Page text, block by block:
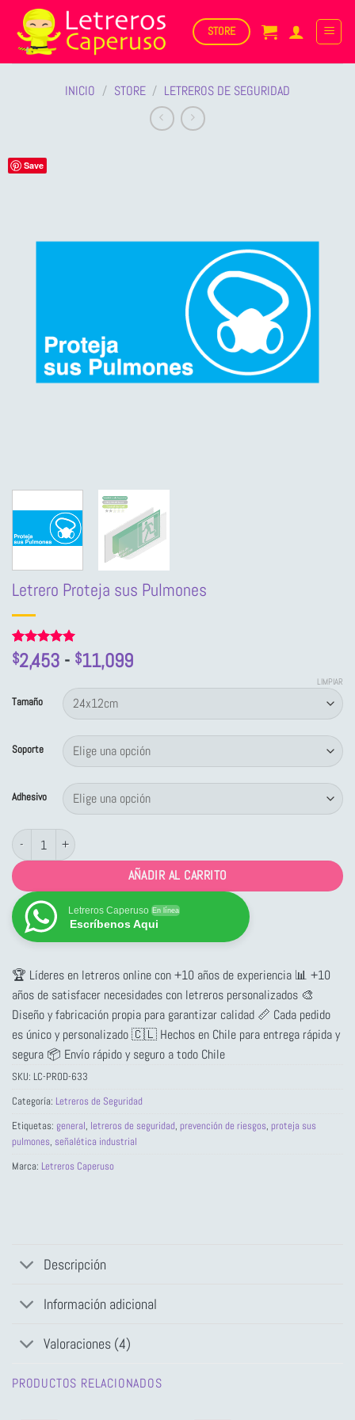
Saltar
contenido
STORE
INICIO / STORE / LETREROS DE SEGURIDAD
Save
Letrero Proteja sus Pulmones
Valorado
con5de 5
2
valoraciones
de clientes
$2,453 - $11,099Rango
desde
$2,453
hasta
$11,099
Tamaño
Soporte
Adhesivo
LIMPIAR
Letrero Proteja sus Pulmones cantidad
AÑADIR AL CARRITO
Letreros Caperuso En línea
Escríbenos Aqui
🏆 Líderes en letreros online con +10 años de experiencia 📊 +10
años de satisfacer necesidades con letreros personalizados 🎨
Diseño y fabricación propia para garantizar calidad 📏 Cada pedido
es único y personalizado 🇨🇱 Hechos en Chile para entrega rápida y
segura 📦 Envío rápido y seguro a todo Chile
SKU: LC-PROD-633
Categoría: Letreros de Seguridad
Etiquetas: general, letreros de seguridad, prevención de riesgos, proteja sus
pulmones, señalética industrial
Marca: Letreros Caperuso
Descripción
Información adicional
Valoraciones (4)
PRODUCTOS RELACIONADOS